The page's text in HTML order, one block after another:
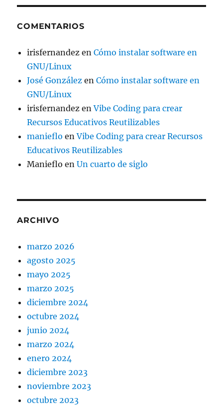
COMENTARIOS
irisfernandez enCómo instalar software en
GNU/Linux
José González enCómo instalar software en
GNU/Linux
irisfernandez enVibe Coding para crear
Recursos Educativos Reutilizables
manieflo enVibe Coding para crear Recursos
Educativos Reutilizables
Manieflo enUn cuarto de siglo
ARCHIVO
marzo 2026
agosto 2025
mayo 2025
marzo 2025
diciembre 2024
octubre 2024
junio 2024
marzo 2024
enero 2024
diciembre 2023
noviembre 2023
octubre 2023